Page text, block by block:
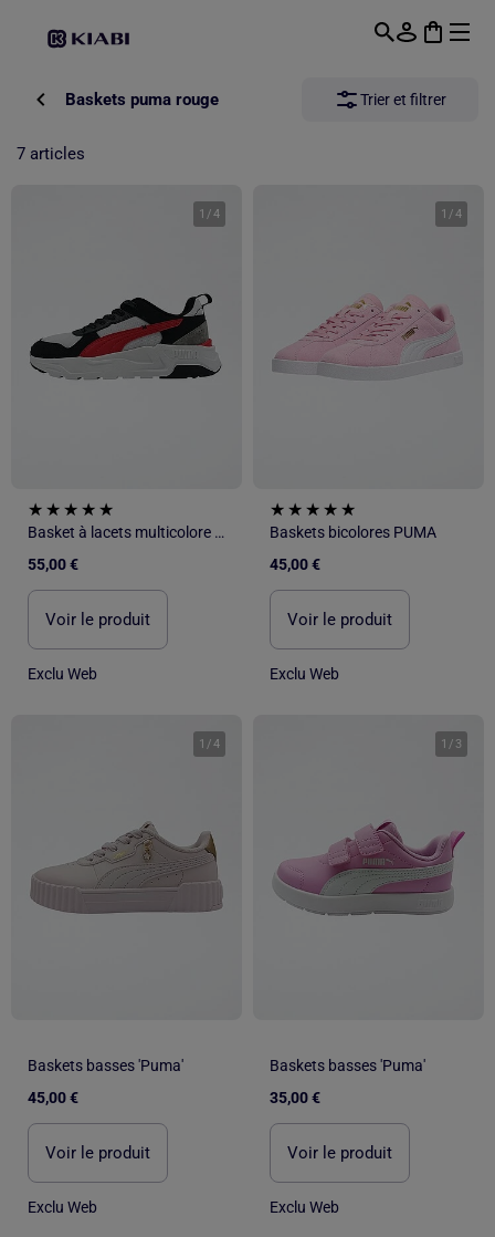
Baskets puma rouge Trier et filtrer
7 articles
1 /4
Basket à lacets multicolore PUMA
55,00 €
Voir le produit
Exclu Web
1 /4
Baskets bicolores PUMA
45,00 €
Voir le produit
Exclu Web
1 /4
Baskets basses 'Puma'
45,00 €
Voir le produit
Exclu Web
1 / 3
Baskets basses 'Puma'
35,00 €
Voir le produit
Exclu Web